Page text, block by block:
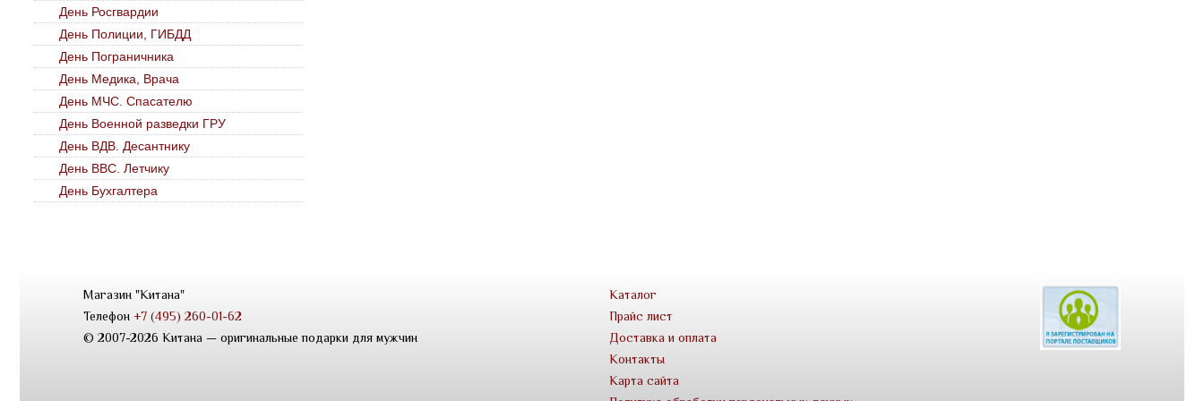
День Росгвардии
День Полиции, ГИБДД
День Пограничника
День Медика, Врача
День МЧС. Спасателю
День Военной разведки ГРУ
День ВДВ. Десантнику
День ВВС. Летчику
День Бухгалтера
Магазин "Китана"
Телефон +7 (495) 260-01-62
© 2007-2026 Китана — оригинальные подарки для мужчин
Каталог
Прайс лист
Доставка и оплата
Контакты
Карта сайта